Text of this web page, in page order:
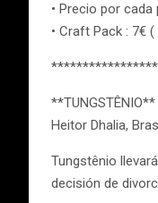
• Precio por cada
• Craft Pack : 7€
Heitor Dhalia,
Tungstênio
decisión de